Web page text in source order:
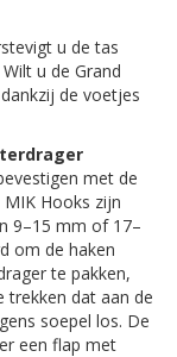
u de tas
u de Grand
de voetjes
met de
Hooks zijn
9–15 mm of 17–
om de haken
te pakken,
trekken dat aan de
soepel los. De
een flap met